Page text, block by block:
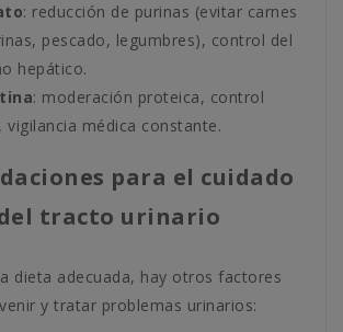
: reducción de purinas (evitar carnes
pescado, legumbres), control del
hepático.
: moderación proteica, control
vigilancia médica constante.
para el cuidado
tracto urinario
dieta adecuada, hay otros factores
y tratar problemas urinarios: